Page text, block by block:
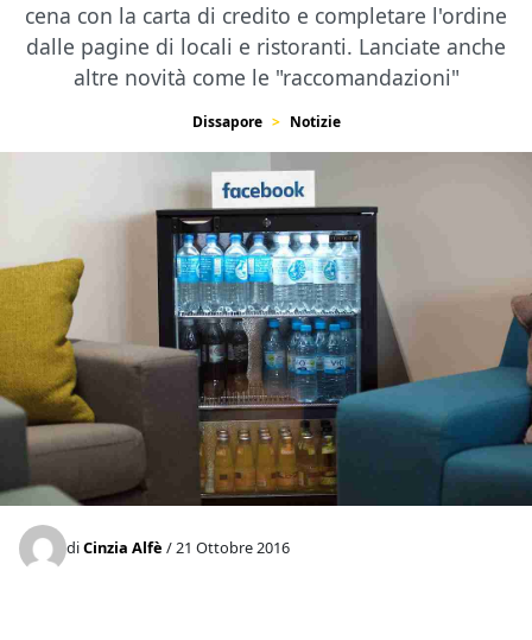
cena con la carta di credito e completare l'ordine
dalle pagine di locali e ristoranti. Lanciate anche
altre novità come le "raccomandazioni"
Dissapore Notizie
diCinzia Alfè / 21 Ottobre 2016